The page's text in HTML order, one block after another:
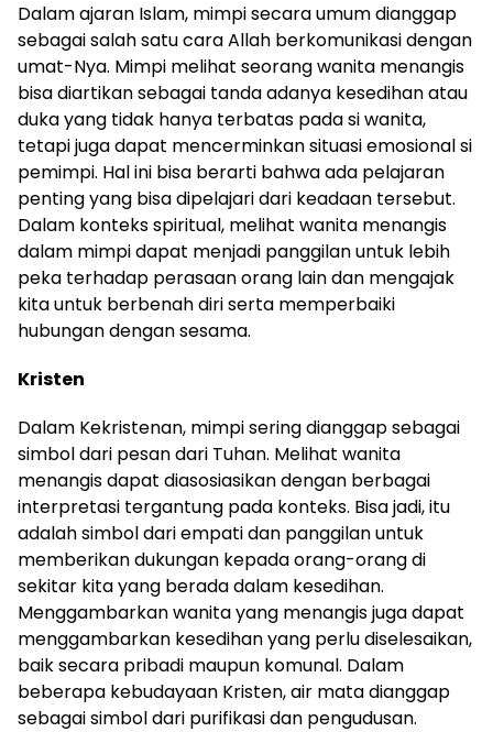
Dalam ajaran Islam, mimpi secara umum dianggap
sebagai salah satu cara Allah berkomunikasi dengan
umat-Nya. Mimpi melihat seorang wanita menangis
bisa diartikan sebagai tanda adanya kesedihan atau
duka yang tidak hanya terbatas pada si wanita,
tetapi juga dapat mencerminkan situasi emosional si
pemimpi. Hal ini bisa berarti bahwa ada pelajaran
penting yang bisa dipelajari dari keadaan tersebut.
Dalam konteks spiritual, melihat wanita menangis
dalam mimpi dapat menjadi panggilan untuk lebih
peka terhadap perasaan orang lain dan mengajak
kita untuk berbenah diri serta memperbaiki
hubungan dengan sesama.
Kristen
Dalam Kekristenan, mimpi sering dianggap sebagai
simbol dari pesan dari Tuhan. Melihat wanita
menangis dapat diasosiasikan dengan berbagai
interpretasi tergantung pada konteks. Bisa jadi, itu
adalah simbol dari empati dan panggilan untuk
memberikan dukungan kepada orang-orang di
sekitar kita yang berada dalam kesedihan.
Menggambarkan wanita yang menangis juga dapat
menggambarkan kesedihan yang perlu diselesaikan,
baik secara pribadi maupun komunal. Dalam
beberapa kebudayaan Kristen, air mata dianggap
sebagai simbol dari purifikasi dan pengudusan.